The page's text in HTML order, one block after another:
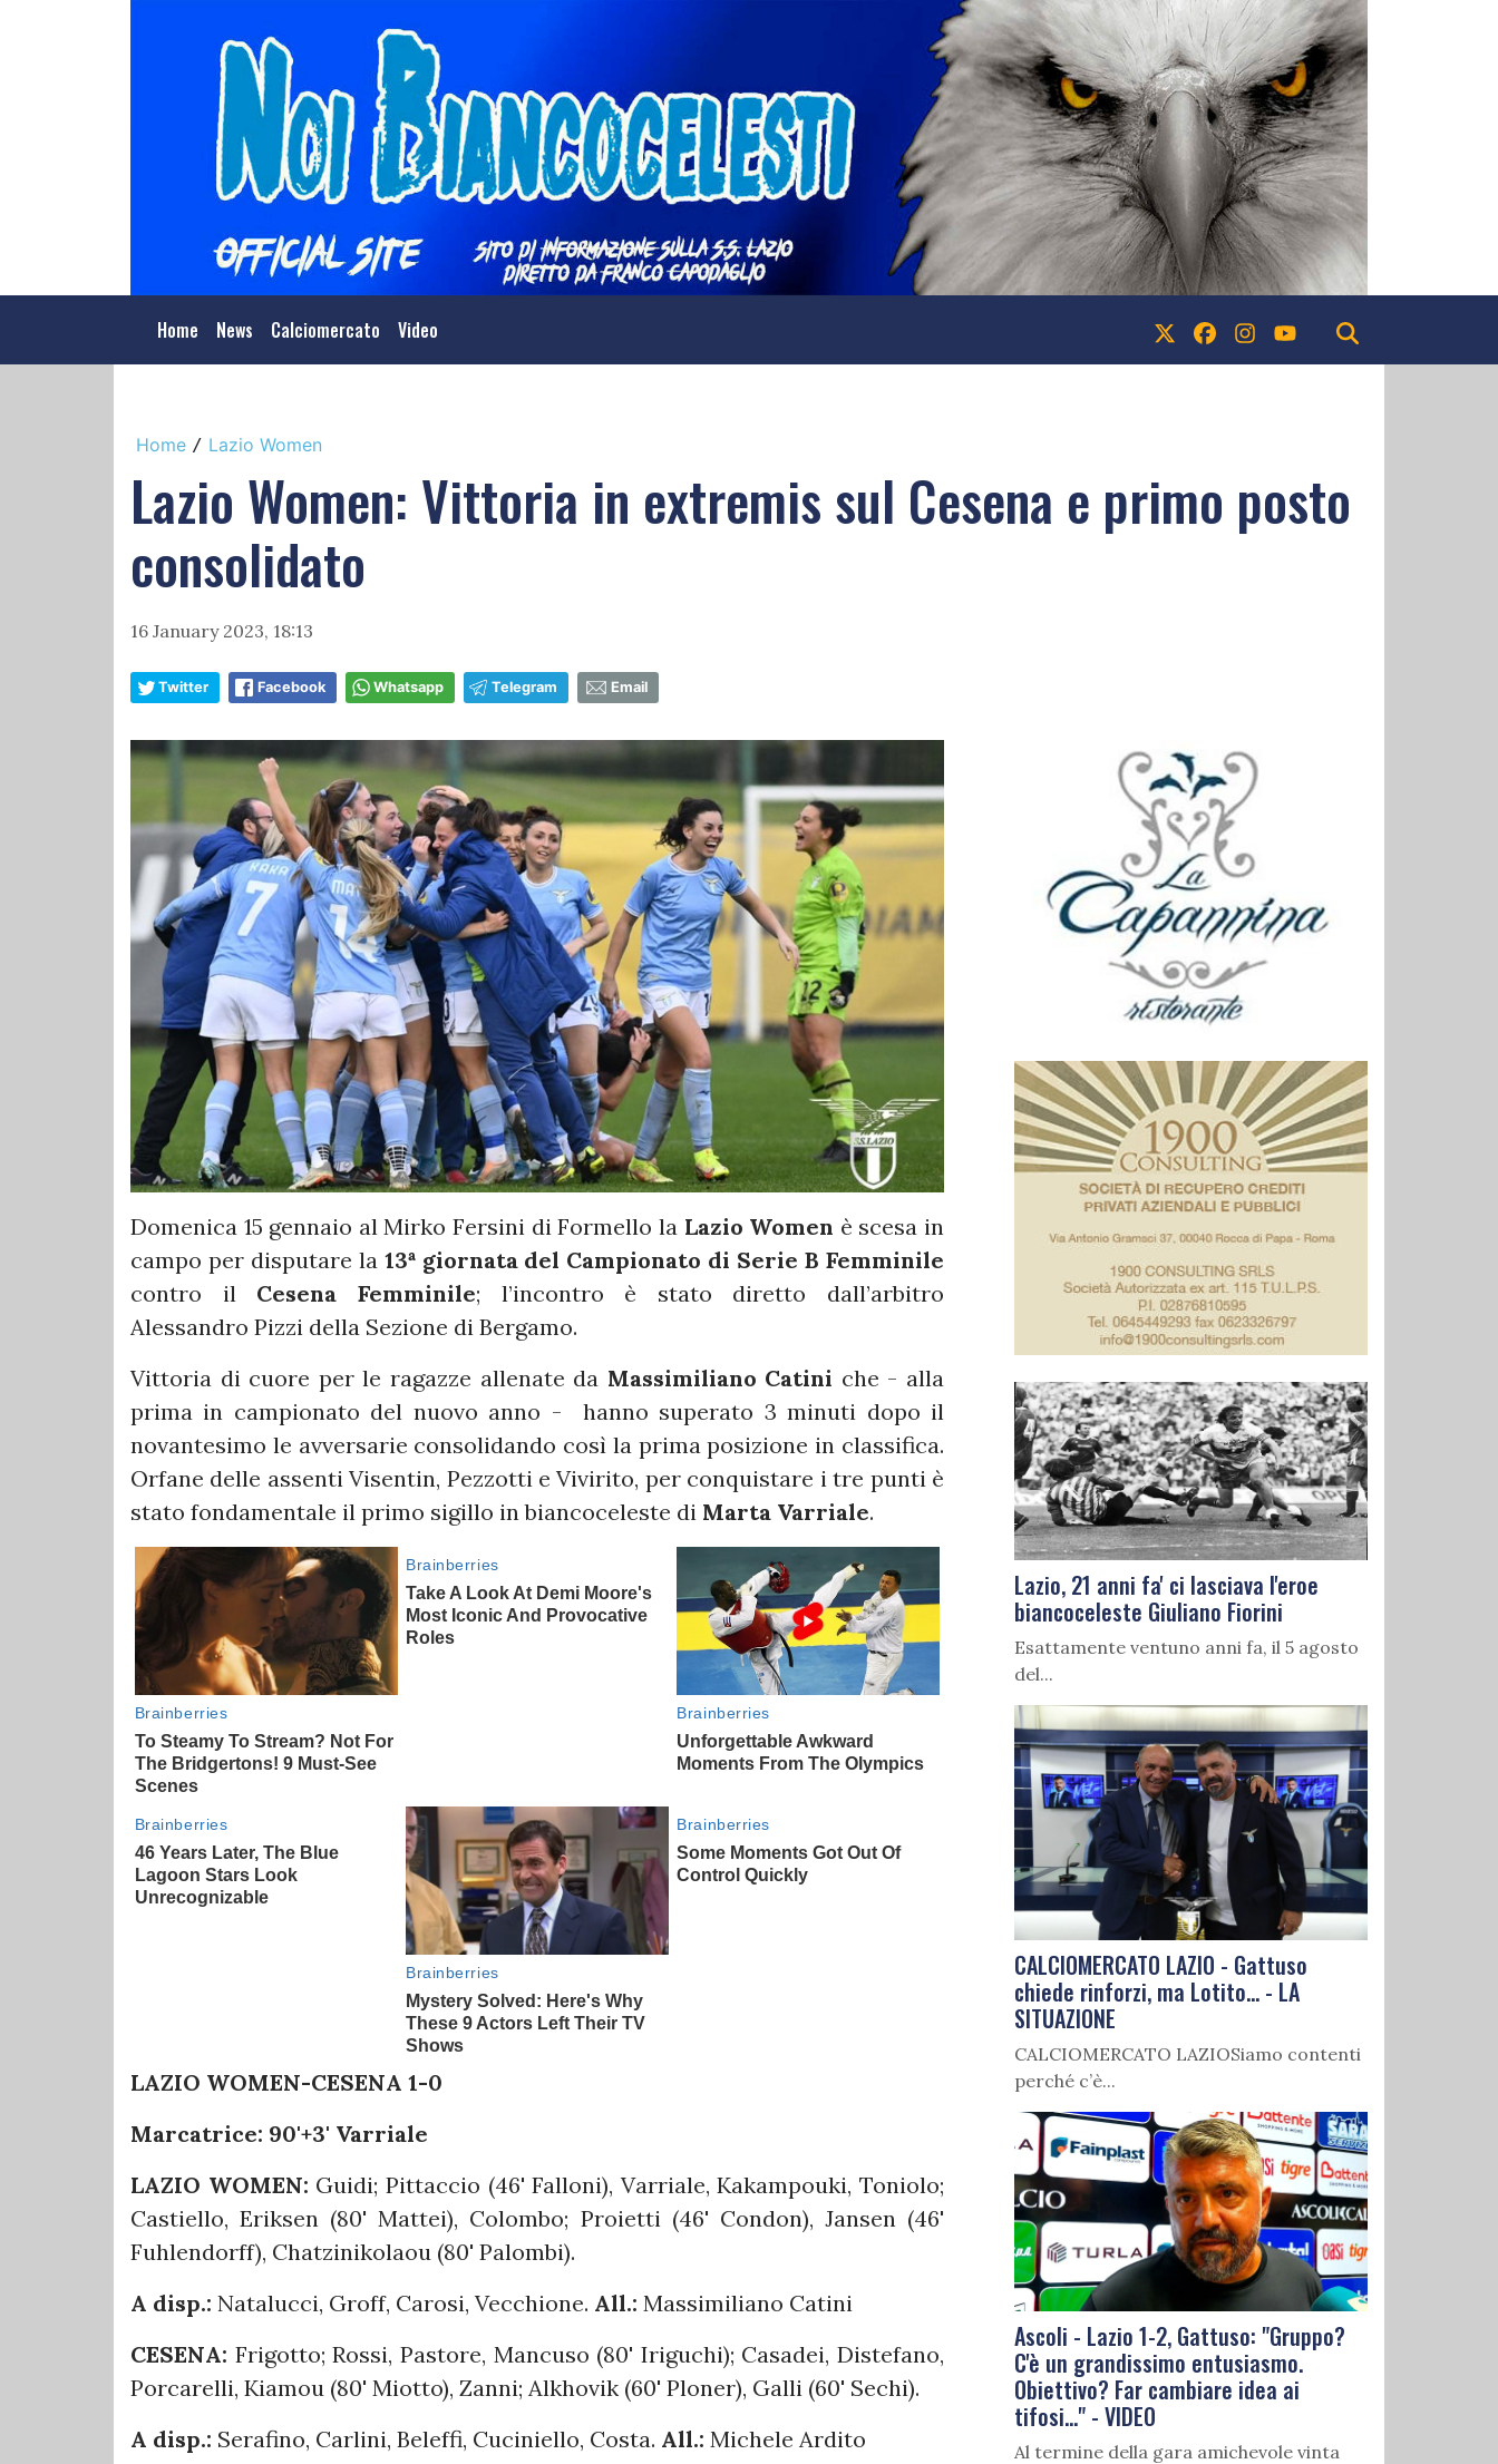
Home News Calciomercato Video
Home / Lazio Women
Lazio Women: Vittoria in extremis sul Cesena e primo posto
consolidato
16 January 2023, 18:13
Twitter Facebook Whatsapp Telegram Email
Domenica 15 gennaio al Mirko Fersini di Formello la Lazio Women è scesa in
campo per disputare la 13ª giornata del Campionato di Serie B Femminile
contro il Cesena Femminile; l’incontro è stato diretto dall’arbitro
Alessandro Pizzi della Sezione di Bergamo.
Vittoria di cuore per le ragazze allenate da Massimiliano Catini che - alla
prima in campionato del nuovo anno - hanno superato 3 minuti dopo il
novantesimo le avversarie consolidando così la prima posizione in classifica.
Orfane delle assenti Visentin, Pezzotti e Vivirito, per conquistare i tre punti è
stato fondamentale il primo sigillo in biancoceleste di Marta Varriale.
LAZIO WOMEN-CESENA 1-0
Marcatrice: 90'+3' Varriale
LAZIO WOMEN: Guidi; Pittaccio (46' Falloni), Varriale, Kakampouki, Toniolo;
Castiello, Eriksen (80' Mattei), Colombo; Proietti (46' Condon), Jansen (46'
Fuhlendorff), Chatzinikolaou (80' Palombi).
A disp.: Natalucci, Groff, Carosi, Vecchione. All.: Massimiliano Catini
CESENA: Frigotto; Rossi, Pastore, Mancuso (80' Iriguchi); Casadei, Distefano,
Porcarelli, Kiamou (80' Miotto), Zanni; Alkhovik (60' Ploner), Galli (60' Sechi).
A disp.: Serafino, Carlini, Beleffi, Cuciniello, Costa. All.: Michele Ardito
Lazio, 21 anni fa' ci lasciava l'eroe
biancoceleste Giuliano Fiorini
Esattamente ventuno anni fa, il 5 agosto
del...
CALCIOMERCATO LAZIO - Gattuso
chiede rinforzi, ma Lotito... - LA
SITUAZIONE
CALCIOMERCATO LAZIOSiamo contenti
perché c’è...
Ascoli - Lazio 1-2, Gattuso: "Gruppo?
C'è un grandissimo entusiasmo.
Obiettivo? Far cambiare idea ai
tifosi..." - VIDEO
Al termine della gara amichevole vinta